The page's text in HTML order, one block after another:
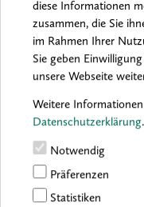
diese Informationen
zusammen, die Sie
im Rahmen Ihrer
Sie geben
unsere Webseite
Weitere
Datenschutzerklärung.
Notwendig
Präferenzen
Statistiken
Dieses umfangreiche
oder als Ganzes zu
Streckenverlauf, zu
Informationen zu
Auf einen Blick
Ausstellung: „Entdecke
Ort: Das Emscherufer